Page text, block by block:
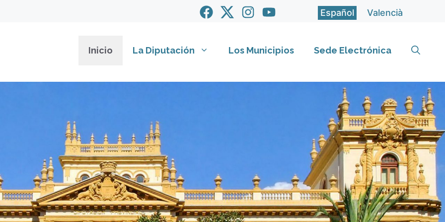
Español Valencià
Inicio La Diputación Los Municipios Sede Electrónica